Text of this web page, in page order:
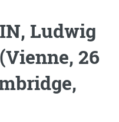
Ludwig
26